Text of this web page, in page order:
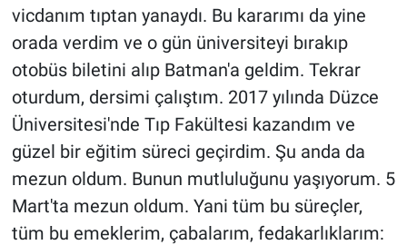
vicdanım tıptan yanaydı. Bu kararımı da yine
orada verdim ve o gün üniversiteyi bırakıp
otobüs biletini alıp Batman'a geldim. Tekrar
oturdum, dersimi çalıştım. 2017 yılında Düzce
Üniversitesi'nde Tıp Fakültesi kazandım ve
güzel bir eğitim süreci geçirdim. Şu anda da
mezun oldum. Bunun mutluluğunu yaşıyorum. 5
Mart'ta mezun oldum. Yani tüm bu süreçler,
tüm bu emeklerim, çabalarım, fedakarlıklarım: